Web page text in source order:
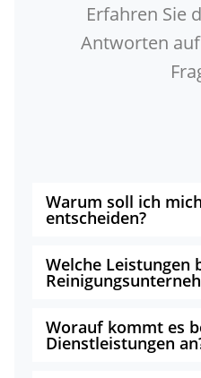
Erfahren Sie
Antworten
Warum soll ich
entscheiden?
Welche Leistungen
Worauf kommt es
Dienstleistungen